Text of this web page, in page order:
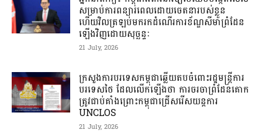
សម្រាប់ការពន្យារពេលដោយចេតនារបស់ខ្លួន
ហើយវិលត្រឡប់មករកដំណើរការខ័ណ្ឌសីមាព្រំដែន
ឡើងវិញដោយសុច្ឆន្ទៈ
21 July, 2026
ក្រសួងការបរទេសកម្ពុជាឆ្លើយតបចំពោះរដ្ឋមន្រ្តីការ
បរទេសថៃ ដែលលើកឡើងថា ការចរចាព្រំដែនគោក
ត្រូវជាប់គាំងព្រោះកម្ពុជាជ្រើសរើសយន្តការ
UNCLOS
21 July, 2026